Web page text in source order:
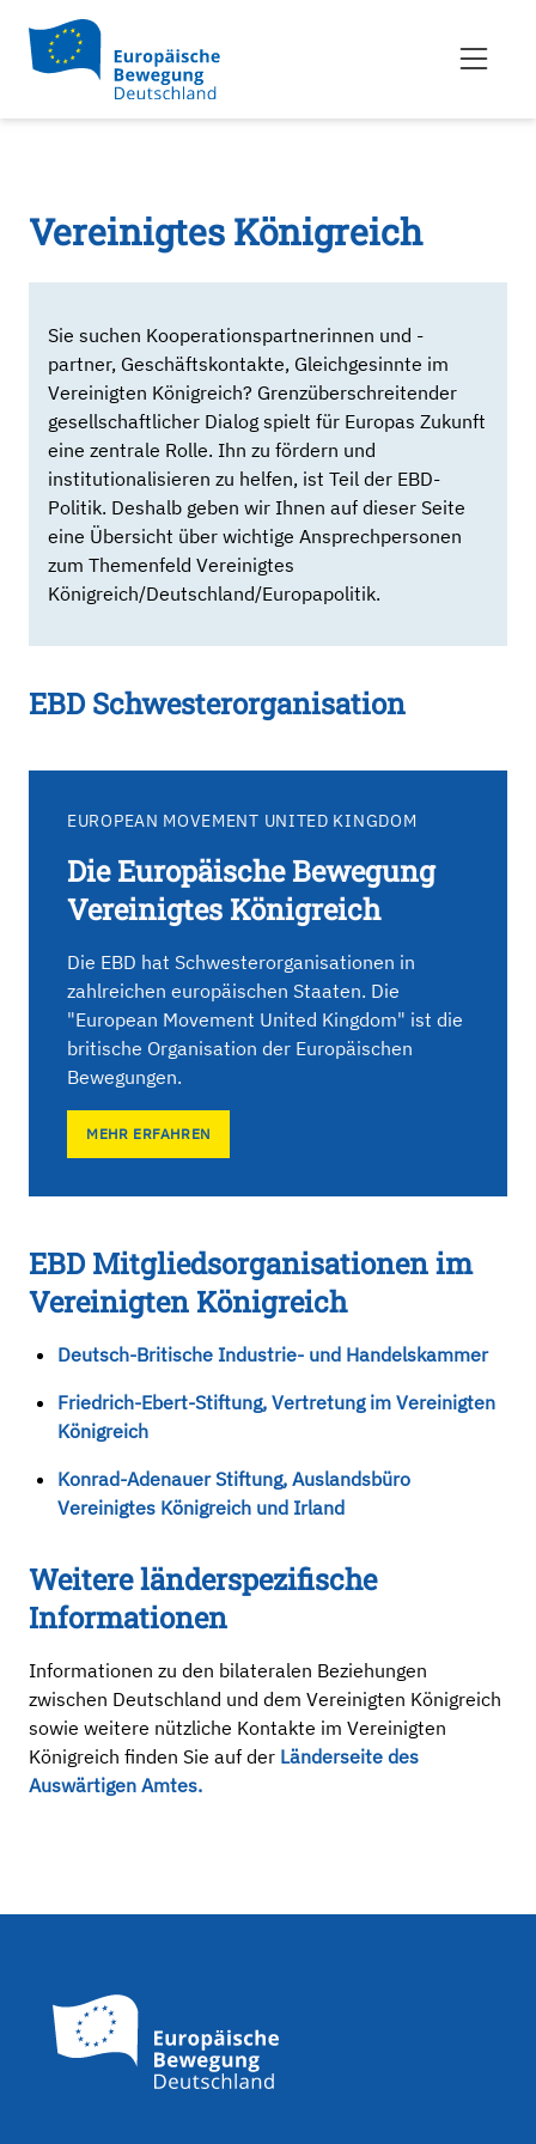
Vereinigtes Königreich
Sie suchen Kooperationspartnerinnen und -
partner, Geschäftskontakte, Gleichgesinnte im
Vereinigten Königreich? Grenzüberschreitender
gesellschaftlicher Dialog spielt für Europas Zukunft
eine zentrale Rolle. Ihn zu fördern und
institutionalisieren zu helfen, ist Teil der EBD-
Politik. Deshalb geben wir Ihnen auf dieser Seite
eine Übersicht über wichtige Ansprechpersonen
zum Themenfeld Vereinigtes
Königreich/Deutschland/Europapolitik.
EBD Schwesterorganisation
EUROPEAN MOVEMENT UNITED KINGDOM
Die Europäische Bewegung
Vereinigtes Königreich
Die EBD hat Schwesterorganisationen in
zahlreichen europäischen Staaten. Die
"European Movement United Kingdom" ist die
britische Organisation der Europäischen
Bewegungen.
MEHR ERFAHREN
EBD Mitgliedsorganisationen im
Vereinigten Königreich
Deutsch-Britische Industrie- und Handelskammer
Friedrich-Ebert-Stiftung, Vertretung im Vereinigten
Königreich
Konrad-Adenauer Stiftung, Auslandsbüro
Vereinigtes Königreich und Irland
Weitere länderspezifische
Informationen
Informationen zu den bilateralen Beziehungen
zwischen Deutschland und dem Vereinigten Königreich
sowie weitere nützliche Kontakte im Vereinigten
Königreich finden Sie auf der Länderseite des
Auswärtigen Amtes.